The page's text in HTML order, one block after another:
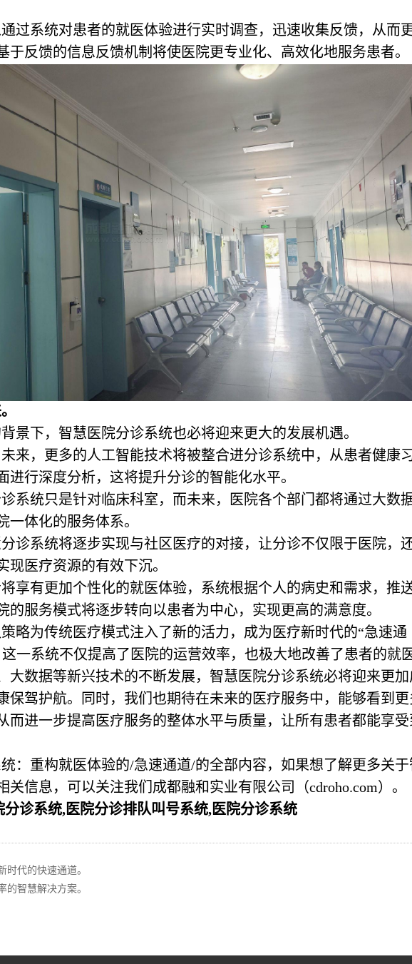
过系统对患者的就医体验进行实时调查，迅速收集反馈，从而
于反馈的信息反馈机制将使医院更专业化、高效化地服务患者。
景下，智慧医院分诊系统也必将迎来更大的发展机遇。
来，更多的人工智能技术将被整合进分诊系统中，从患者健康
行深度分析，这将提升分诊的智能化水平。
系统只是针对临床科室，而未来，医院各个部门都将通过大数
一体化的服务体系。
诊系统将逐步实现与社区医疗的对接，让分诊不仅限于医院，
医疗资源的有效下沉。
享有更加个性化的就医体验，系统根据个人的病史和需求，推
的服务模式将逐步转向以患者为中心，实现更高的满意度。
略为传统医疗模式注入了新的活力，成为医疗新时代的“急速通
一系统不仅提高了医院的运营效率，也极大地改善了患者的就
大数据等新兴技术的不断发展，智慧医院分诊系统必将迎来更加
保驾护航。同时，我们也期待在未来的医疗服务中，能够看到更
而进一步提高医疗服务的整体水平与质量，让所有患者都能享受
：重构就医体验的/急速通道/的全部内容，如果想了解更多关于
信息，可以关注我们成都融和实业有限公司（cdroho.com）。
诊系统,医院分诊排队叫号系统,医院分诊系统
时代的快速通道。
的智慧解决方案。